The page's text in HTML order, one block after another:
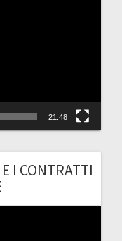
21:48
I CONTRATTI